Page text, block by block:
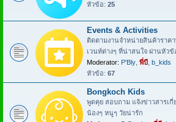
หัวข้อ: 25
Events & Activities
ติดตามงานจำหน่ายสินค้าราค
เวนท์ต่างๆ ที่น่าสนใจ ผ่านหัว
Moderator: P'Bly พี่บี b_kids
หัวข้อ: 67
Bongkoch Kids
พูดคุย สอบถาม แจ้งข่าวสารเ
น้องๆ หนูๆ วัยน่ารัก